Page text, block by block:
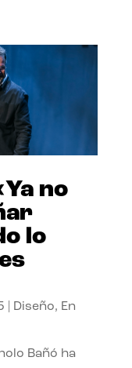
no
lo
Diseño, En
Bañó ha